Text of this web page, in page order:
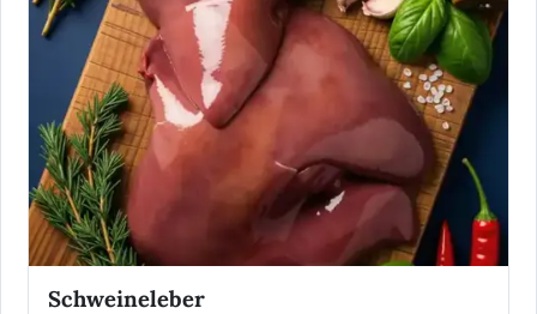
Schweineleber